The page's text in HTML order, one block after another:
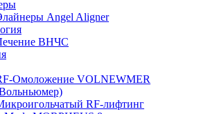
Angel Aligner
ВНЧС
Омоложение VOLNEWMER
RF-лифтинг